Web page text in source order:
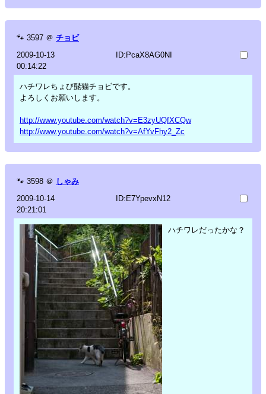
🐾 3597 ＠ チョビ
2009-10-13
00:14:22
ID:PcaX8AG0NI
ハチワレちょび髭猫チョビです。
よろしくお願いします。
http://www.youtube.com/watch?v=E3zyUQfXCQw
http://www.youtube.com/watch?v=AfYvFhy2_Zc
🐾 3598 ＠ しゃみ
2009-10-14
20:21:01
ID:E7YpevxN12
ハチワレだったかな？